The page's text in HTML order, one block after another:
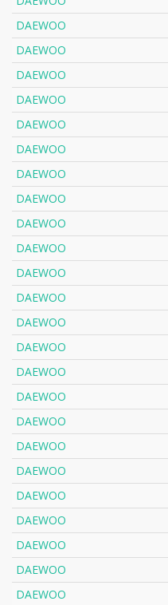
DAEWOO
DAEWOO
DAEWOO
DAEWOO
DAEWOO
DAEWOO
DAEWOO
DAEWOO
DAEWOO
DAEWOO
DAEWOO
DAEWOO
DAEWOO
DAEWOO
DAEWOO
DAEWOO
DAEWOO
DAEWOO
DAEWOO
DAEWOO
DAEWOO
DAEWOO
DAEWOO
DAEWOO